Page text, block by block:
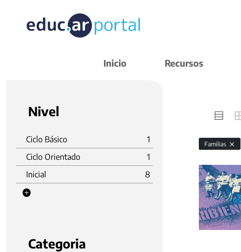
Inicio Recursos
Nivel
Ciclo Básico
1
Ciclo Orientado
1
Inicial
8
Categoria
Familias